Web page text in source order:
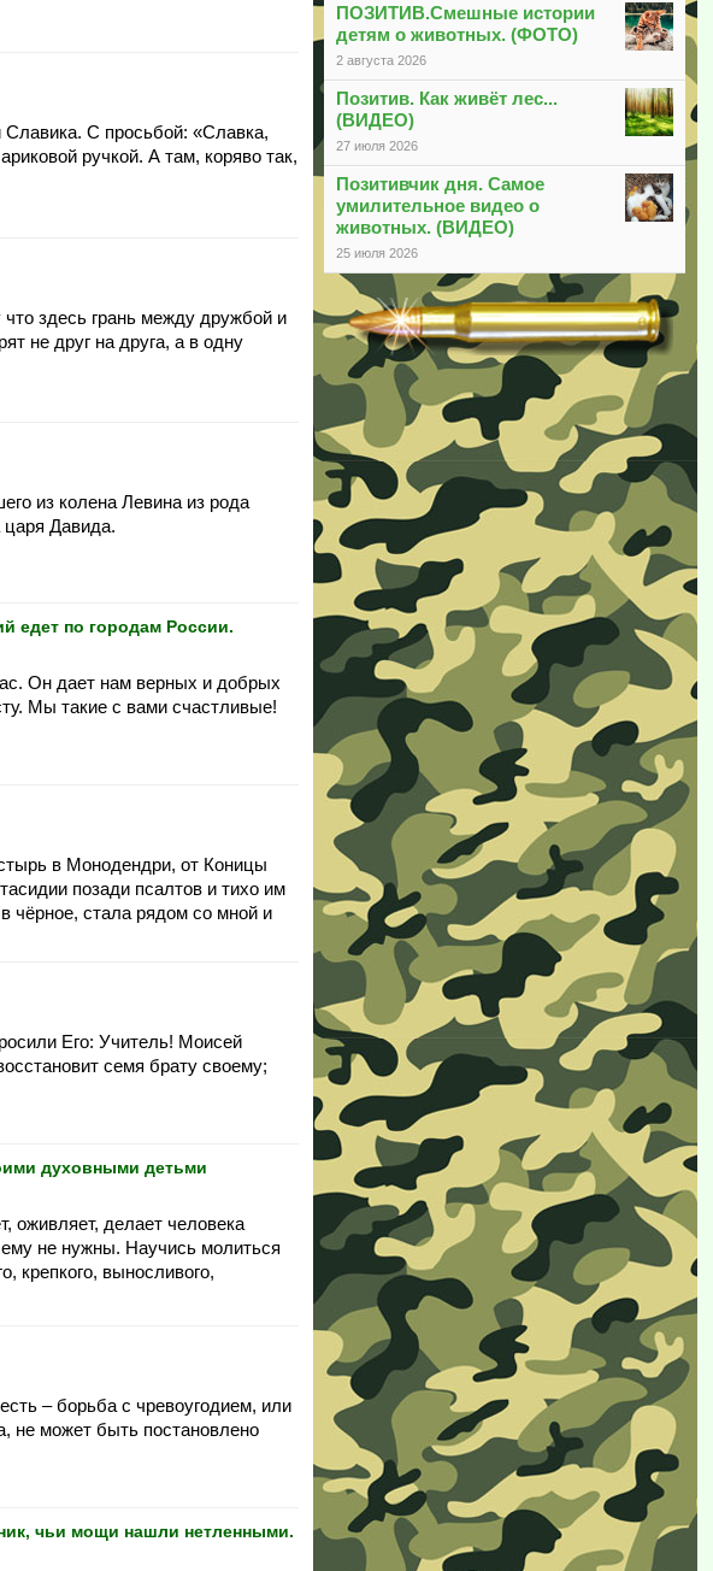
ПОЗИТИВ.Смешные истории
детям о животных. (ФОТО)
2 августа 2026
Позитив. Как живёт лес...
(ВИДЕО)
27 июля 2026
Позитивчик дня. Самое
умилительное видео о
животных. (ВИДЕО)
25 июля 2026
Славика. С просьбой: «Славка,
ручкой. А там, коряво так,
здесь грань между дружбой и
не друг на друга, а в одну
из колена Левина из рода
Давида.
по городам России.
Он дает нам верных и добрых
Мы такие с вами счастливые!
в Монодендри, от Коницы
позади псалтов и тихо им
чёрное, стала рядом со мной и
Его: Учитель! Моисей
семя брату своему;
духовными детьми
оживляет, делает человека
не нужны. Научись молиться
крепкого, выносливого,
– борьба с чревоугодием, или
не может быть постановлено
чьи мощи нашли нетленными.